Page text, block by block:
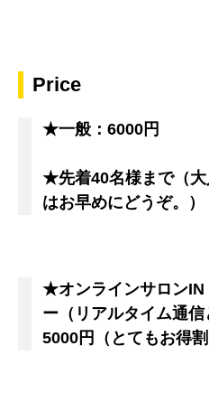
Price
★一般：6000円
★先着40名様まで（
はお早めにどうぞ。）
★オンラインサロンIN
ー（リアルタイム通信
5000円（とてもお得割